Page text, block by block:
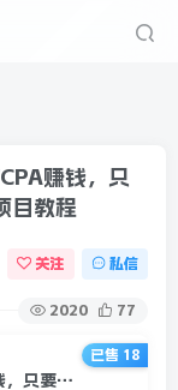
赚钱，只
目教程
关注 私信
2020 77
（443期）全自动病毒式推广-操作CPA赚钱，只要按照教程做，保底日收入200元项目教程
已售 18